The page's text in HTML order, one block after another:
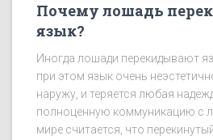
Почему лошадь
язык?
Иногда лошади перекидывают
при этом язык очень
наружу, и теряется любая
полноценную коммуникацию с
мире считается, что